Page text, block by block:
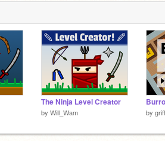
The Ninja Level Creator
by Will_Wam by